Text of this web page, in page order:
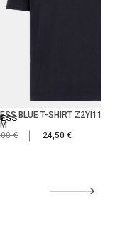
BLUE T-SHIRT
€
24,50 €